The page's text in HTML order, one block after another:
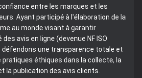
entre les marques et les
Ayant participé à l'élaboration de la
au monde visant à garantir
avis en ligne (devenue NF ISO
défendons une transparence totale et
pratiques éthiques dans la collecte, la
la publication des avis clients.